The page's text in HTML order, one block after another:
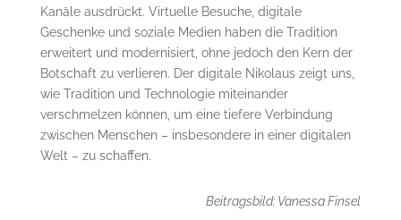
Kanäle ausdrückt. Virtuelle Besuche, digitale
Geschenke und soziale Medien haben die Tradition
erweitert und modernisiert, ohne jedoch den Kern der
Botschaft zu verlieren. Der digitale Nikolaus zeigt uns,
wie Tradition und Technologie miteinander
verschmelzen können, um eine tiefere Verbindung
zwischen Menschen – insbesondere in einer digitalen
Welt – zu schaffen.
Beitragsbild: Vanessa Finsel